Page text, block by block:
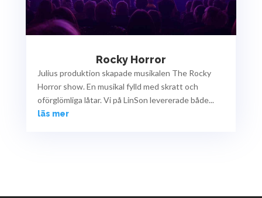
Rocky Horror
Julius produktion skapade musikalen The Rocky
Horror show. En musikal fylld med skratt och
oförglömliga låtar. Vi på LinSon levererade både...
läs mer